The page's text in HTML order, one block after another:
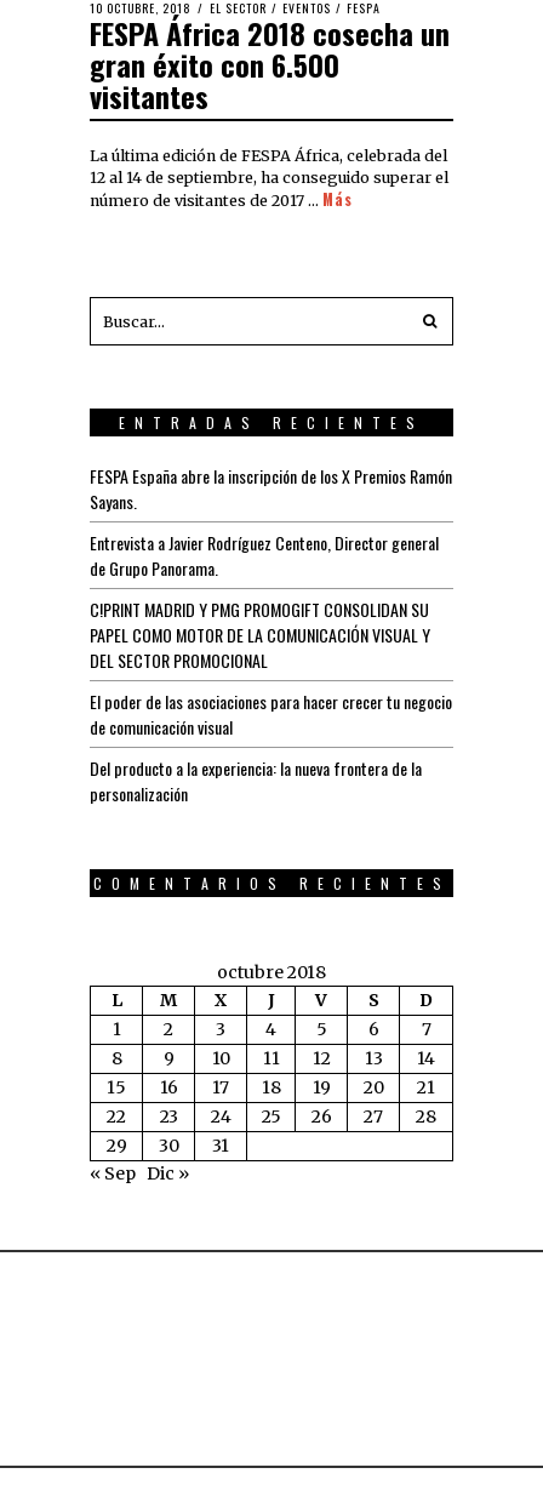
10 OCTUBRE, 2018 EL SECTOR / EVENTOS / FESPA
FESPA África 2018 cosecha un
gran éxito con 6.500
visitantes
La última edición de FESPA África, celebrada del
12 al 14 de septiembre, ha conseguido superar el
número de visitantes de 2017 … Más
ENTRADAS RECIENTES
FESPA España abre la inscripción de los X Premios Ramón
Sayans.
Entrevista a Javier Rodríguez Centeno, Director general
de Grupo Panorama.
C!PRINT MADRID Y PMG PROMOGIFT CONSOLIDAN SU
PAPEL COMO MOTOR DE LA COMUNICACIÓN VISUAL Y
DEL SECTOR PROMOCIONAL
El poder de las asociaciones para hacer crecer tu negocio
de comunicación visual
Del producto a la experiencia: la nueva frontera de la
personalización
COMENTARIOS RECIENTES
octubre 2018
L
M X J V S
D
1
2 3 4 5 6
7
8
9 10 11 12 13
14
15
16 17 18 19 20
21
22
23 24 25 26 27
28
29
30
31
« Sep Dic »